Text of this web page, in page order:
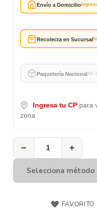
Envío a Domicilio
Recolecta en Sucursal
Paquetería NacionalNo
Ingresa tu CP para
zona
− +
Selecciona método
FAVORITO